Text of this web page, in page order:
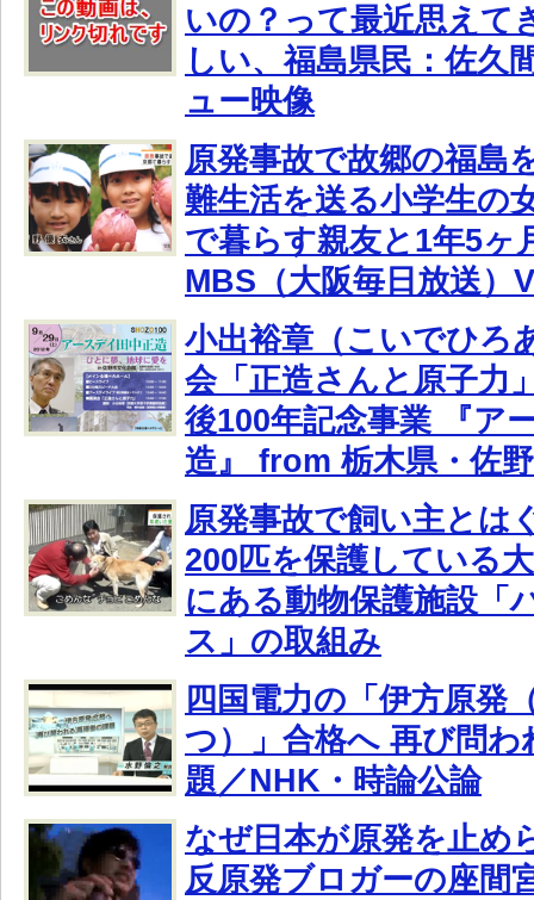
いの？って最近思えて
しい、福島県民：佐久
ュー映像
原発事故で故郷の福島
難生活を送る小学生の
で暮らす親友と1年5ヶ
MBS（大阪毎日放送）
小出裕章（こいでひろ
会「正造さんと原子力
後100年記念事業 『ア
造』 from 栃木県・佐
原発事故で飼い主とは
200匹を保護している
にある動物保護施設「
ス」の取組み
四国電力の「伊方原発
つ）」合格へ 再び問わ
題／NHK・時論公論
なぜ日本が原発を止め
反原発ブロガーの座間